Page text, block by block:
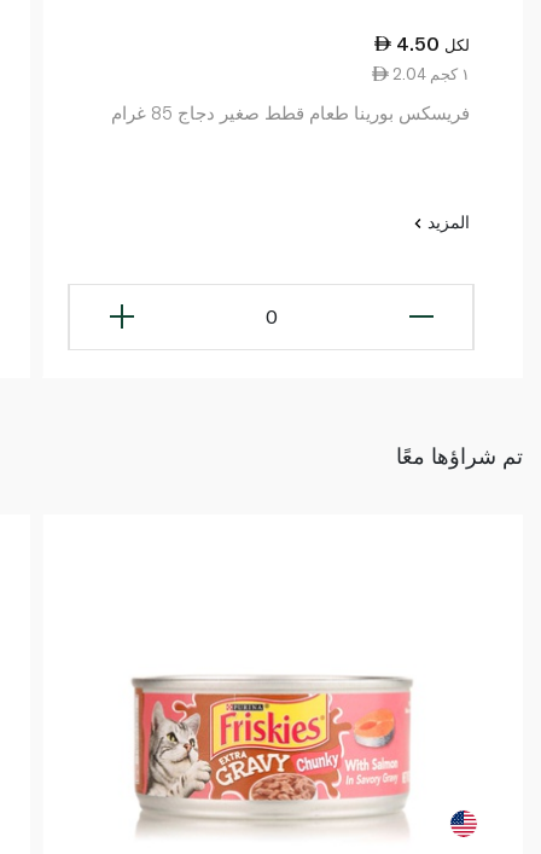
4.50 لكل
2.04 ١ كجم
فريسكس بورينا طعام قطط صغير دجاج 85 غرام
المزيد
0
تم شراؤها معًا